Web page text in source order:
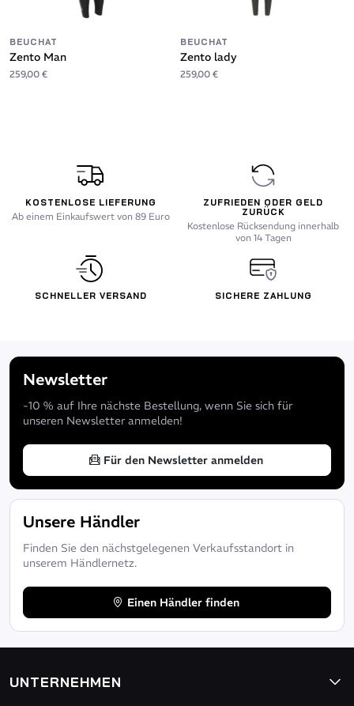
BEUCHAT
Zento Man
259,00 €
BEUCHAT
Zento lady
259,00 €
KOSTENLOSE LIEFERUNG
Ab einem Einkaufswert von 89 Euro
ZUFRIEDEN ODER GELD
ZURÜCK
Kostenlose Rücksendung innerhalb
von 14 Tagen
SCHNELLER VERSAND SICHERE ZAHLUNG
Newsletter
-10 % auf Ihre nächste Bestellung, wenn Sie sich für
unseren Newsletter anmelden!
Für den Newsletter anmelden
Unsere Händler
Finden Sie den nächstgelegenen Verkaufsstandort in
unserem Händlernetz.
Einen Händler finden
UNTERNEHMEN